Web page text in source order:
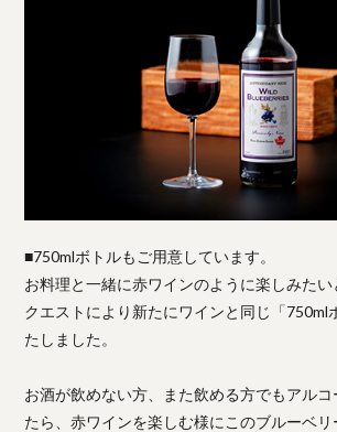
■750mlボトルもご用意しています。
お料理と一緒に赤ワインのように楽しみたい
クエストにより新たにワインと同じ「750ml
たしました。
お酒が飲めない方、また飲める方でもアル
たら、赤ワインを楽しむ様にこのブルーベ